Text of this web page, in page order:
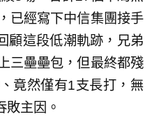
已經寫下中信集團接手
顧這段低潮軌跡，兄弟
三壘壘包，但最終都殘
竟然僅有1支長打，無
敗主因。